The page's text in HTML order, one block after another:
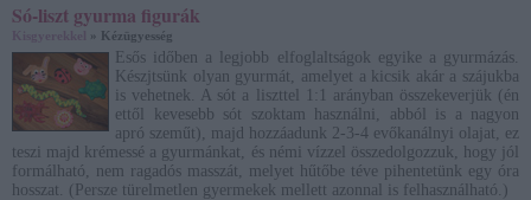
Só-liszt gyurma figurák
» Kézügyesség
Esős időben a legjobb elfoglaltságok egyike a gyurmázás.
Készjtsünk olyan gyurmát, amelyet a kicsik akár a szájukba
is vehetnek. A sót a liszttel 1:1 arányban összekeverjük (én
ettől kevesebb sót szoktam használni, abból is a nagyon
apró szeműt), majd hozzáadunk 2-3-4 evőkanálnyi olajat, ez
teszi majd krémessé a gyurmánkat, és némi vízzel összedolgozzuk, hogy jól
formálható, nem ragadós masszát, melyet hűtőbe téve pihentetünk egy óra
hosszat. (Persze türelmetlen gyermekek mellett azonnal is felhasználható.)